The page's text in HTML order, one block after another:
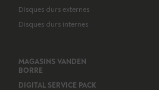
Disques durs externes
Disques durs internes
MAGASINS VANDEN
BORRE
DIGITAL SERVICE PACK